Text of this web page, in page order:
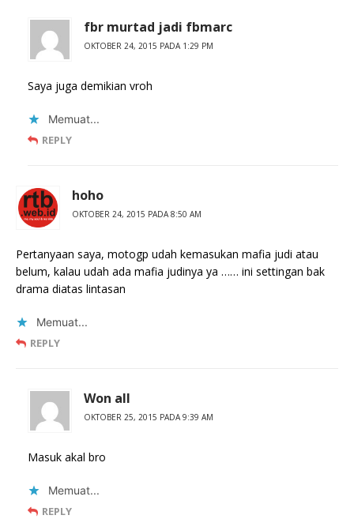
fbr murtad jadi fbmarc
OKTOBER 24, 2015 PADA 1:29 PM
Saya juga demikian vroh
Memuat...
REPLY
hoho
OKTOBER 24, 2015 PADA 8:50 AM
Pertanyaan saya, motogp udah kemasukan mafia judi atau
belum, kalau udah ada mafia judinya ya …… ini settingan bak
drama diatas lintasan
Memuat...
REPLY
Won all
OKTOBER 25, 2015 PADA 9:39 AM
Masuk akal bro
Memuat...
REPLY